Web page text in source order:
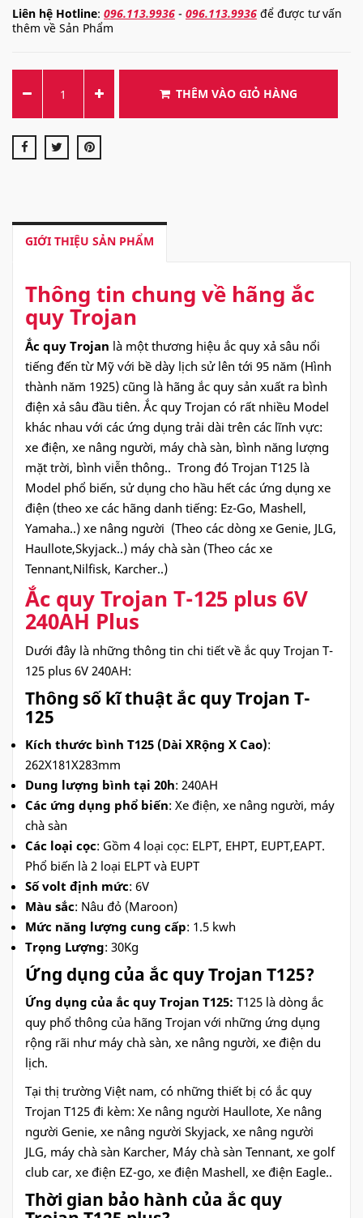
Liên hệ Hotline: 096.113.9936 - 096.113.9936 để được tư vấn
thêm về Sản Phẩm
THÊM VÀO GIỎ HÀNG
GIỚI THIỆU SẢN PHẨM
Thông tin chung về hãng ắc
quy Trojan
Ắc quy Trojan là một thương hiệu ắc quy xả sâu nổi
tiếng đến từ Mỹ với bề dày lịch sử lên tới 95 năm (Hình
thành năm 1925) cũng là hãng ắc quy sản xuất ra bình
điện xả sâu đầu tiên. Ắc quy Trojan có rất nhiều Model
khác nhau với các ứng dụng trải dài trên các lĩnh vực:
xe điện, xe nâng người, máy chà sàn, bình năng lượng
mặt trời, bình viễn thông.. Trong đó Trojan T125 là
Model phổ biến, sử dụng cho hầu hết các ứng dụng xe
điện (theo xe các hãng danh tiếng: Ez-Go, Mashell,
Yamaha..) xe nâng người (Theo các dòng xe Genie, JLG,
Haullote,Skyjack..) máy chà sàn (Theo các xe
Tennant,Nilfisk, Karcher..)
Ắc quy Trojan T-125 plus 6V
240AH Plus
Dưới đây là những thông tin chi tiết về ắc quy Trojan T-
125 plus 6V 240AH:
Thông số kĩ thuật ắc quy Trojan T-
125
Kích thước bình T125 (Dài XRộng X Cao):
262X181X283mm
Dung lượng bình tại 20h: 240AH
Các ứng dụng phổ biến: Xe điện, xe nâng người, máy
chà sàn
Các loại cọc: Gồm 4 loại cọc: ELPT, EHPT, EUPT,EAPT.
Phổ biến là 2 loại ELPT và EUPT
Số volt định mức: 6V
Màu sắc: Nâu đỏ (Maroon)
Mức năng lượng cung cấp: 1.5 kwh
Trọng Lượng: 30Kg
Ứng dụng của ắc quy Trojan T125?
Ứng dụng của ắc quy Trojan T125: T125 là dòng ắc
quy phổ thông của hãng Trojan với những ứng dụng
rộng rãi như máy chà sàn, xe nâng người, xe điện du
lịch.
Tại thị trường Việt nam, có những thiết bị có ắc quy
Trojan T125 đi kèm: Xe nâng người Haullote, Xe nâng
người Genie, xe nâng người Skyjack, xe nâng người
JLG, máy chà sàn Karcher, Máy chà sàn Tennant, xe golf
club car, xe điện EZ-go, xe điện Mashell, xe điện Eagle..
Thời gian bảo hành của ắc quy